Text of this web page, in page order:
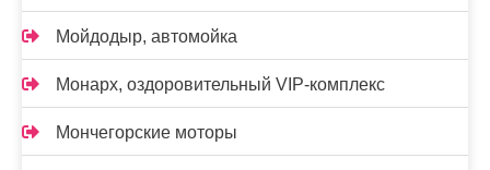
Мойдодыр, автомойка
Монарх, оздоровительный VIP-комплекс
Мончегорские моторы